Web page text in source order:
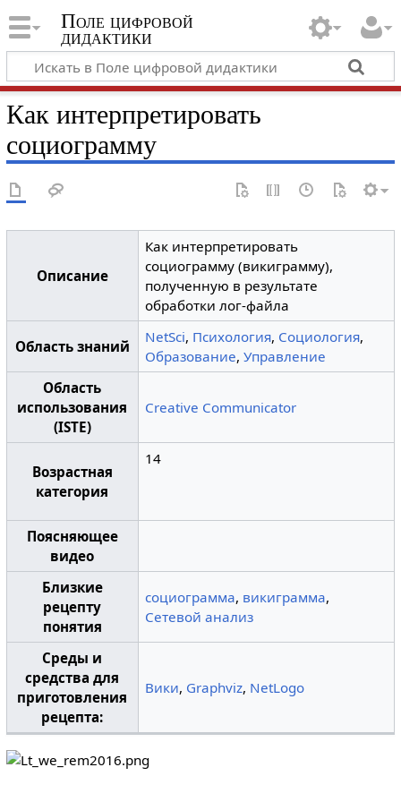
Поле цифровой
дидактики
Как интерпретировать
социограмму
Описание
Как интерпретировать
социограмму (викиграмму),
полученную в результате
обработки лог-файла
Область знаний
NetSci, Психология, Социология,
Образование,Управление
Область
использования
(ISTE)
Creative Communicator
Возрастная
категория
14
Поясняющее
видео
Близкие
рецепту
понятия
социограмма, викиграмма,
Сетевой анализ
Среды и
средства для
приготовления
рецепта:
Вики, Graphviz, NetLogo